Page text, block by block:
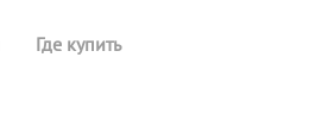
Где купить